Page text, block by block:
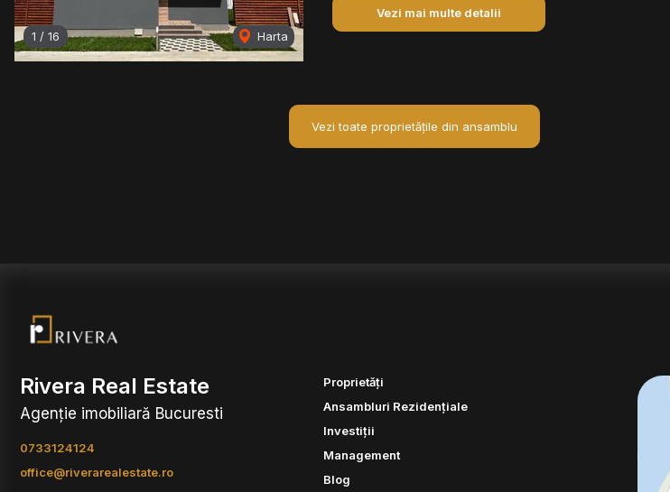
1 / 16 Harta
Vezi mai multe detalii
Vezi toate proprietățile din ansamblu
Rivera Real Estate
Agenție imobiliară Bucuresti
0733124124
office@riverarealestate.ro
Proprietăți
Ansambluri Rezidențiale
Investiții
Management
Blog